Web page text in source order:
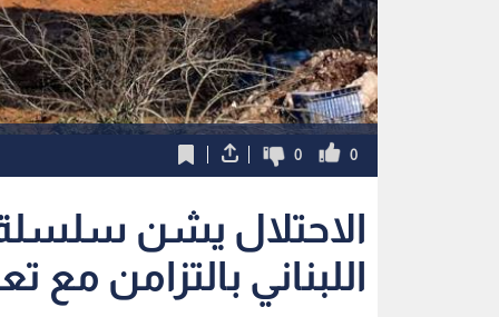
0
0
الاحتلال يشن
اللبناني بالتزامن